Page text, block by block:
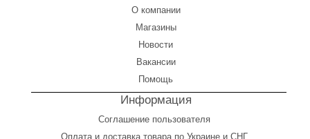
О компании
Магазины
Новости
Вакансии
Помощь
Информация
Соглашение пользователя
Оплата и доставка товара по Украине и СНГ